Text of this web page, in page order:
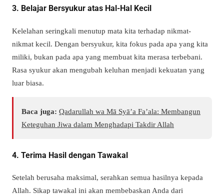
3. Belajar Bersyukur atas Hal-Hal Kecil
Kelelahan seringkali menutup mata kita terhadap nikmat-
nikmat kecil. Dengan bersyukur, kita fokus pada apa yang kita
miliki, bukan pada apa yang membuat kita merasa terbebani.
Rasa syukur akan mengubah keluhan menjadi kekuatan yang
luar biasa.
Baca juga: Qadarullah wa Mā Syā’a Fa’ala: Membangun
Keteguhan Jiwa dalam Menghadapi Takdir Allah
4. Terima Hasil dengan Tawakal
Setelah berusaha maksimal, serahkan semua hasilnya kepada
Allah. Sikap tawakal ini akan membebaskan Anda dari